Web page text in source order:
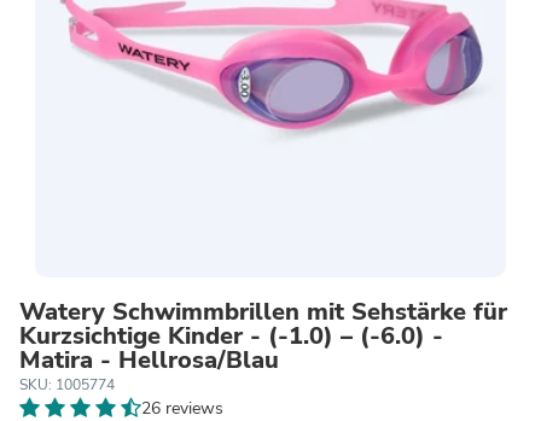
Watery Schwimmbrillen mit Sehstärke für
Kurzsichtige Kinder - (-1.0) – (-6.0) -
Matira - Hellrosa/Blau
SKU: 1005774
26 reviews